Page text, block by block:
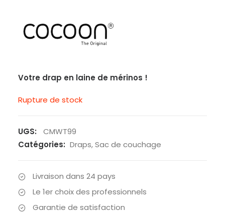
Votre drap en laine de mérinos !
Rupture de stock
UGS:
CMWT99
Catégories: Draps,Sac de couchage
Livraison dans 24 pays
Le 1er choix des professionnels
Garantie de satisfaction